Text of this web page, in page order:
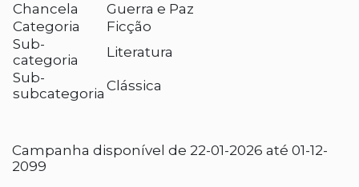
Chancela
Guerra e Paz
Categoria
Ficção
Sub-
categoria
Literatura
Sub-
subcategoria Clássica
Campanha disponível de 22-01-2026 até 01-12-
2099